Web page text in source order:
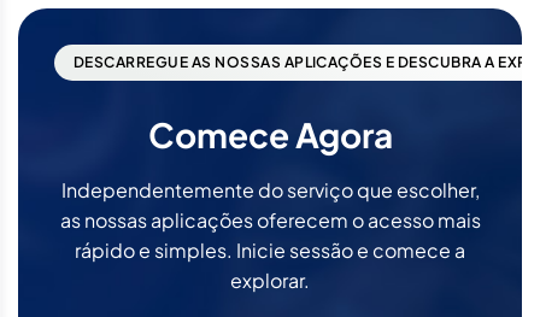
DESCARREGUE AS NOSSAS APLICAÇÕES E DESCUBRA A
Comece Agora
Independentemente do serviço que escolher,
as nossas aplicações oferecem o acesso mais
rápido e simples. Inicie sessão e comece a
explorar.